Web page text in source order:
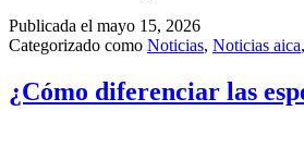
Publicada el mayo 15, 2026
Categorizado como Noticias, Noticias aica,
¿Cómo diferenciar las